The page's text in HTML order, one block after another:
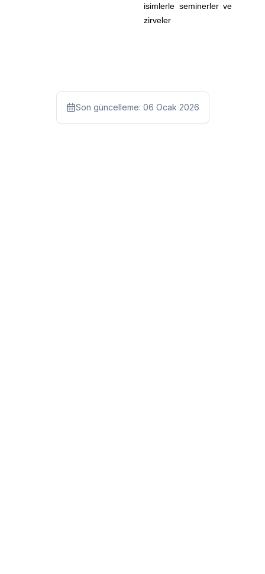
isimlerle seminerler ve
zirveler
Son güncelleme: 06 Ocak 2026